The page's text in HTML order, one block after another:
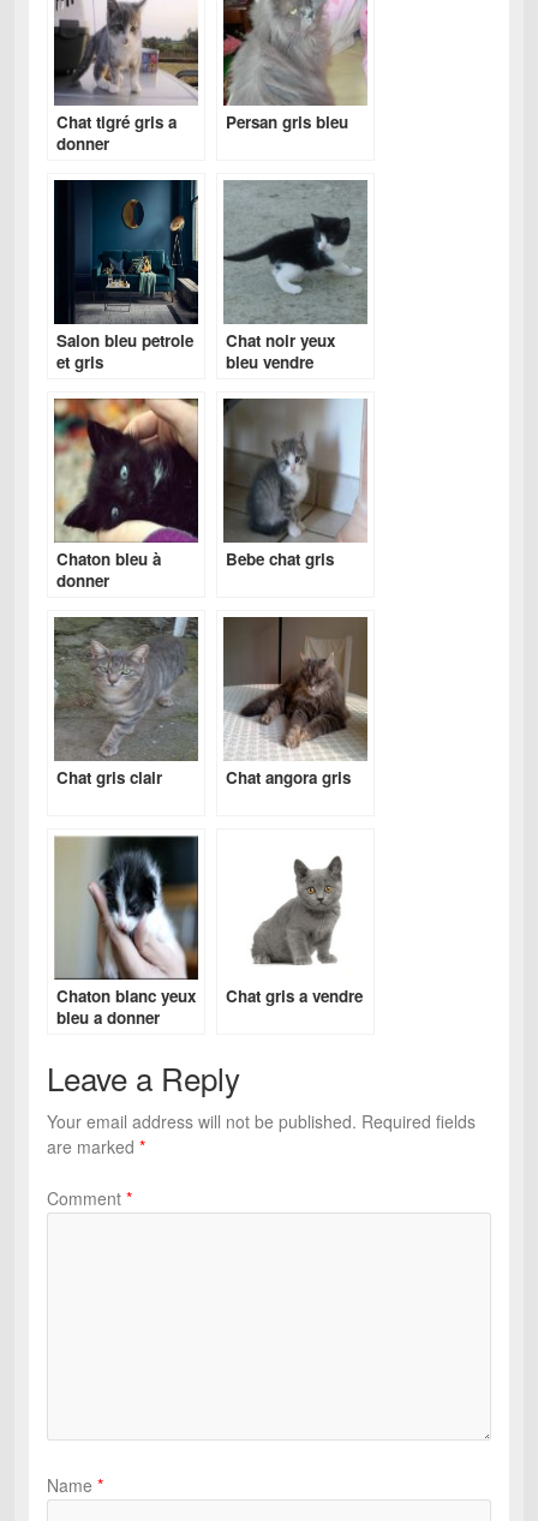
Chat tigré gris a
donner
Persan gris bleu
Salon bleu petrole
et gris
Chat noir yeux
bleu vendre
Chaton bleu à
donner
Bebe chat gris
Chat gris clair Chat angora gris
Chaton blanc yeux
bleu a donner
Chat gris a vendre
Leave a Reply
Your email address will not be published. Required fields
are marked *
Comment *
Name *